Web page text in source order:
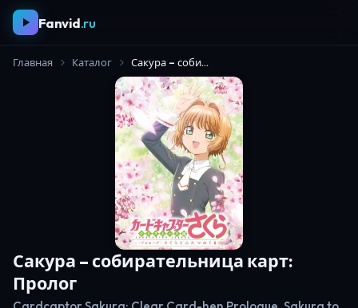
Fanvid.ru
Главная Каталог Сакура – собирательница карт: Пролог
Сакура – собирательница карт:
Пролог